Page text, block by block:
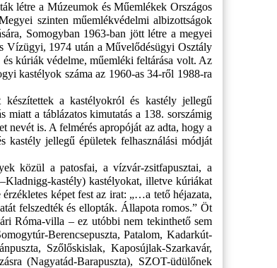
létre a Múzeumok és Műemlékek Országos
szinten műemlékvédelmi albizottságok
Somogyban 1963-ban jött létre a megyei
Vízügyi, 1974 után a Művelődésügyi Osztály
kúriák védelme, műemléki feltárása volt. Az
kastélyok száma az 1960-as 34-ről 1988-ra
készítettek a kastélyokról és kastély jellegű
a táblázatos kimutatás a 138. sorszámig
nevét is. A felmérés apropóját az adta, hogy a
kastély jellegű épületek felhasználási módját
közül a patosfai, a vízvár-zsitfapusztai, a
kastély) kastélyokat, illetve kúriákat
képet fest az irat: „…a tető héjazata,
felszedték és ellopták. Állapota romos.” Öt
Róma-villa – ez utóbbi nem tekinthető sem
Berencsepuszta, Patalom, Kadarkút-
Szőlőskislak, Kaposújlak-Szarkavár,
(Nagyatád-Barapuszta), SZOT-üdülőnek